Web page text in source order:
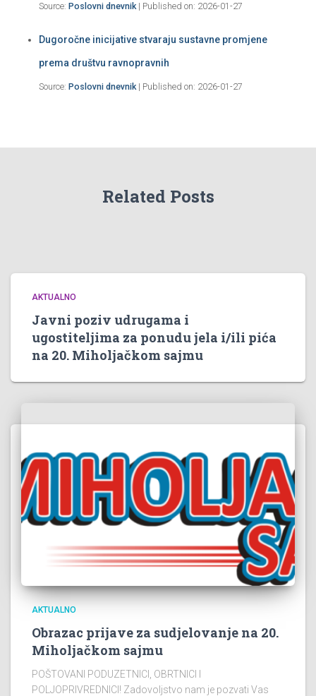
Source: Poslovni dnevnik Published on: 2026-01-27
Dugoročne inicijative stvaraju sustavne promjene
prema društvu ravnopravnih
Source: Poslovni dnevnik Published on: 2026-01-27
Related Posts
AKTUALNO
Javni poziv udrugama i
ugostiteljima za ponudu jela i/ili pića
na 20. Miholjačkom sajmu
AKTUALNO
Obrazac prijave za sudjelovanje na 20.
Miholjačkom sajmu
POŠTOVANI PODUZETNICI, OBRTNICI I
POLJOPRIVREDNICI! Zadovoljstvo nam je pozvati Vas